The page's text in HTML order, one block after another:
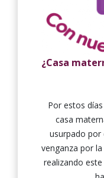
¿Casa
Por estos
casa
usurpado por
venganza por
realizando